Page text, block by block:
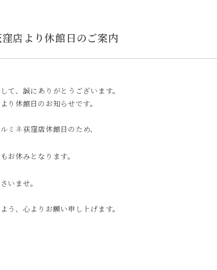
店より休館日のご案内
て、誠にありがとうございます。
休館日のお知らせです。
ミネ荻窪店休館日のため、
休みとなります。
いませ。
う、心よりお願い申し上げます。